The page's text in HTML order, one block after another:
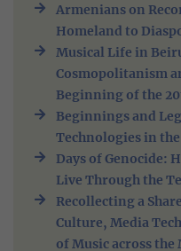
Armenians on
Homeland to
Musical Life in
Cosmopolitanism
Beginning of the
Beginnings and
Technologies in
Days of Genocide:
Live Through the
Recollecting a
Culture, Media
of Music across